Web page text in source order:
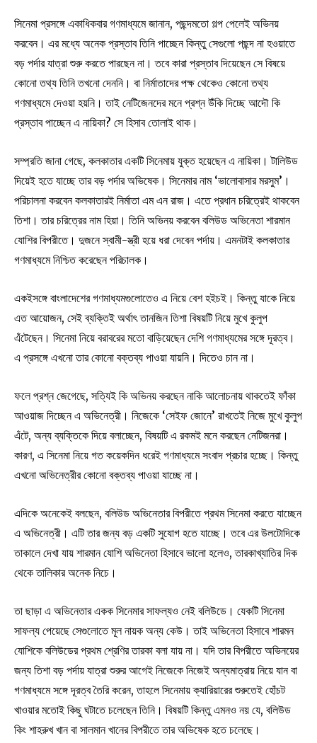
সিনেমা প্রসঙ্গে একাধিকবার গণমাধ্যমে জানান, পছন্দমতো গল্প পেলেই অভিনয়
করবেন। এর মধ্যে অনেক প্রস্তাব তিনি পাচ্ছেন কিন্তু সেগুলো পছন্দ না হওয়াতে
বড় পর্দার যাত্রা শুরু করতে পারছেন না। তবে কারা প্রস্তাব দিয়েছেন সে বিষয়ে
কোনো তথ্য তিনি তখনো দেননি। বা নির্মাতাদের পক্ষ থেকেও কোনো তথ্য
গণমাধ্যমে দেওয়া হয়নি। তাই নেটিজেনদের মনে প্রশ্ন উঁকি দিচ্ছে আদৌ কি
প্রস্তাব পাচ্ছেন এ নায়িকা? সে হিসাব তোলাই থাক।
সম্প্রতি জানা গেছে, কলকাতার একটি সিনেমায় যুক্ত হয়েছেন এ নায়িকা। টালিউড
দিয়েই হতে যাচ্ছে তার বড় পর্দার অভিষেক। সিনেমার নাম ‘ভালোবাসার মরসুম’।
পরিচালনা করবেন কলকাতারই নির্মাতা এম এন রাজ। এতে প্রধান চরিত্রেই থাকবেন
তিশা। তার চরিত্রের নাম হিয়া। তিনি অভিনয় করবেন বলিউড অভিনেতা শারমান
যোশির বিপরীতে। দুজনে স্বামী-স্ত্রী হয়ে ধরা দেবেন পর্দায়। এমনটাই কলকাতার
গণমাধ্যমে নিশ্চিত করেছেন পরিচালক।
একইসঙ্গে বাংলাদেশের গণমাধ্যমগুলোতেও এ নিয়ে বেশ হইচই। কিন্তু যাকে নিয়ে
এত আয়োজন, সেই ব্যক্তিই অর্থাৎ তানজিন তিশা বিষয়টি নিয়ে মুখে কুলুপ
এঁটেছেন। সিনেমা নিয়ে বরাবরের মতো বাড়িয়েছেন দেশি গণমাধ্যমের সঙ্গে দূরত্ব।
এ প্রসঙ্গে এখনো তার কোনো বক্তব্য পাওয়া যায়নি। দিতেও চান না।
ফলে প্রশ্ন জেগেছে, সত্যিই কি অভিনয় করছেন নাকি আলোচনায় থাকতেই ফাঁকা
আওয়াজ দিচ্ছেন এ অভিনেত্রী। নিজেকে ‘সেইফ জোনে’ রাখতেই নিজে মুখে কুলুপ
এঁটে, অন্য ব্যক্তিকে দিয়ে বলাচ্ছেন, বিষয়টি এ রকমই মনে করছেন নেটিজনরা।
কারণ, এ সিনেমা নিয়ে গত কয়েকদিন ধরেই গণমাধ্যমে সংবাদ প্রচার হচ্ছে। কিন্তু
এখনো অভিনেত্রীর কোনো বক্তব্য পাওয়া যাচ্ছে না।
এদিকে অনেকেই বলছেন, বলিউড অভিনেতার বিপরীতে প্রথম সিনেমা করতে যাচ্ছেন
এ অভিনেত্রী। এটি তার জন্য বড় একটি সুযোগ হতে যাচ্ছে। তবে এর উলটোদিকে
তাকালে দেখা যায় শারমান যোশি অভিনেতা হিসাবে ভালো হলেও, তারকাখ্যাতির দিক
থেকে তালিকার অনেক নিচে।
তা ছাড়া এ অভিনেতার একক সিনেমার সাফল্যও নেই বলিউডে। যেকটি সিনেমা
সাফল্য পেয়েছে সেগুলোতে মূল নায়ক অন্য কেউ। তাই অভিনেতা হিসাবে শারমন
যোশিকে বলিউডের প্রথম শ্রেণির তারকা বলা যায় না। যদি তার বিপরীতে অভিনয়ের
জন্য তিশা বড় পর্দায় যাত্রা শুরুর আগেই নিজেকে নিজেই অন্যমাত্রায় নিয়ে যান বা
গণমাধ্যমে সঙ্গে দূরত্ব তৈরি করেন, তাহলে সিনেমায় ক্যারিয়ারের শুরুতেই হোঁচট
খাওয়ার মতোই কিছু ঘটাতে চলেছেন তিনি। বিষয়টি কিন্তু এমনও নয় যে, বলিউড
কিং শাহরুখ খান বা সালমান খানের বিপরীতে তার অভিষেক হতে চলেছে।